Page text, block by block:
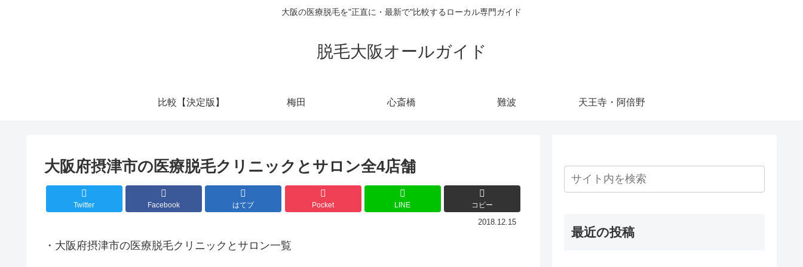
大阪の医療脱毛を"正直に・最新で"比較するローカル専門ガイド
脱毛大阪オールガイド
比較【決定版】 梅田 心斎橋 難波 天王寺・阿倍野
大阪府摂津市の医療脱毛クリニックとサロン全4店舗
Twitter Facebook はてブ Pocket LINE コピー
2018.12.15
・大阪府摂津市の医療脱毛クリニックとサロン一覧
最近の投稿